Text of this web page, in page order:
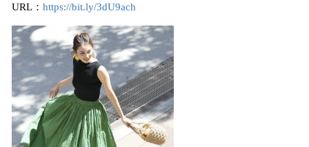
URL： https://bit.ly/3dU9ach